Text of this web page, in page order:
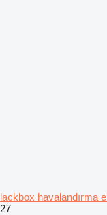
lackbox havalandırma
27